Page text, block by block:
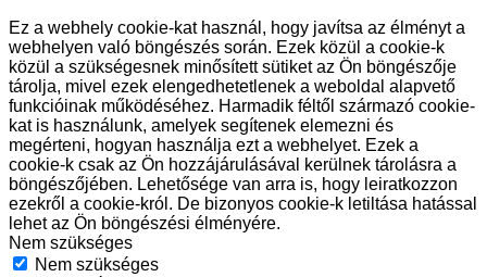
Ez a webhely cookie-kat használ, hogy javítsa az élményt a
webhelyen való böngészés során. Ezek közül a cookie-k
közül a szükségesnek minősített sütiket az Ön böngészője
tárolja, mivel ezek elengedhetetlenek a weboldal alapvető
funkcióinak működéséhez. Harmadik féltől származó cookie-
kat is használunk, amelyek segítenek elemezni és
megérteni, hogyan használja ezt a webhelyet. Ezek a
cookie-k csak az Ön hozzájárulásával kerülnek tárolásra a
böngészőjében. Lehetősége van arra is, hogy leiratkozzon
ezekről a cookie-król. De bizonyos cookie-k letiltása hatással
lehet az Ön böngészési élményére.
Nem szükséges
Nem szükséges